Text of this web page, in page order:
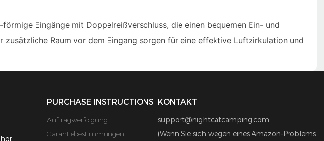
Eingänge mit Doppelreißverschluss, die einen bequemen Ein- und
Raum vor dem Eingang sorgen für eine effektive Luftzirkulation und
PURCHASE INSTRUCTIONS
Auftragsverfolgung
Garantiebestimmungen
KONTAKT
support@nightcatcamping.com
(Wenn Sie sich wegen eines Amazon-Problems